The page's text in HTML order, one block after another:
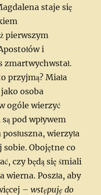
staje się
pierwszym
i
zmartwychwstał.
przyjmą? Miała
jako osoba
ogóle wierzyć
pod wpływem
wierzyła
Obojętne co
czy będą się śmiali
wierna. Poszła, aby
–wstępuję do